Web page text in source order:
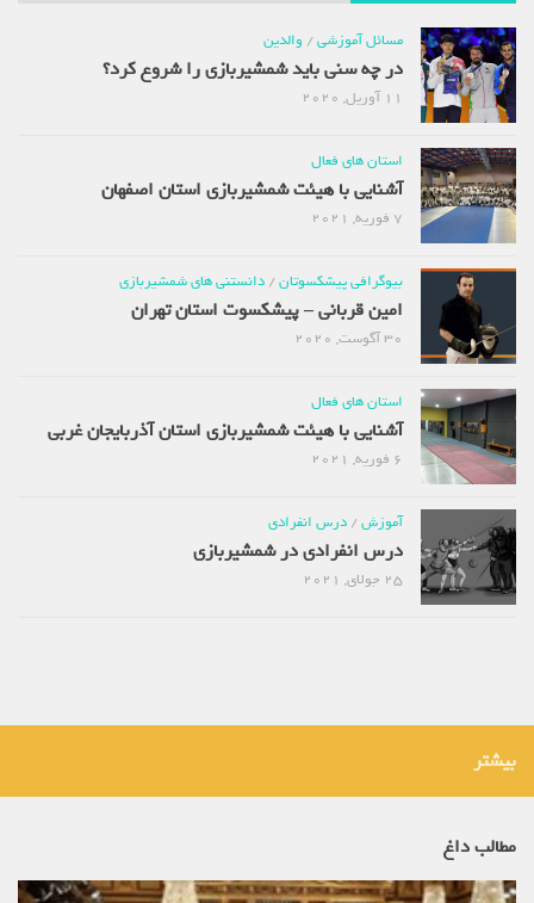
مسائل آموزشی/والدین
در چه سنی باید شمشیربازی را شروع کرد؟
استان های فعال
آشنایی با هیئت شمشیربازی استان اصفهان
بیوگرافی پیشکسوتان/دانستنی های شمشیربازی
امین قربانی – پیشکسوت استان تهران
استان های فعال
آشنایی با هیئت شمشیربازی استان آذربایجان غربی
آموزش/درس انفرادی
درس انفرادی در شمشیربازی
بیشتر
مطالب داغ